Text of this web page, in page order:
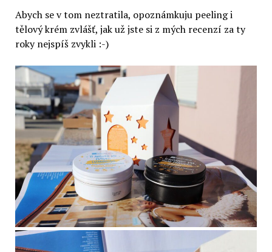
Abych se v tom neztratila, opoznámkuju peeling i
tělový krém zvlášť, jak už jste si z mých recenzí za ty
roky nejspíš zvykli :-)